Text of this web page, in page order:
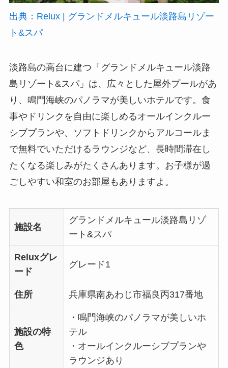
出典：Relux | グランドメルキュール淡路島リゾー
ト&スパ
淡路島の高台に建つ「グランドメルキュール淡路
島リゾート&スパ」は、広々とした屋外プールがあ
り、鳴門海峡のパノラマが美しいホテルです。食
事やドリンクを自由に楽しめるオールインクルー
シブプランや、ソフトドリンクからアルコールま
で無料でいただけるラウンジなど、長時間滞在し
たくなる楽しみがたくさんあります。お子様が過
ごしやすい和室のお部屋もありますよ。
施設名
グランドメルキュール淡路島リゾ
ート&スパ
Reluxグレ
ード
グレード1
住所 兵庫県南あわじ市福良丙317番地
施設の特
色
・鳴門海峡のパノラマが美しいホ
テル
・オールインクルーシブプランや
ラウンジあり